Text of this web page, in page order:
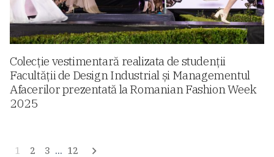
Colecție vestimentară realizata de studenții
Facultății de Design Industrial și Managementul
Afacerilor prezentată la Romanian Fashion Week
2025
1 2 3 … 12